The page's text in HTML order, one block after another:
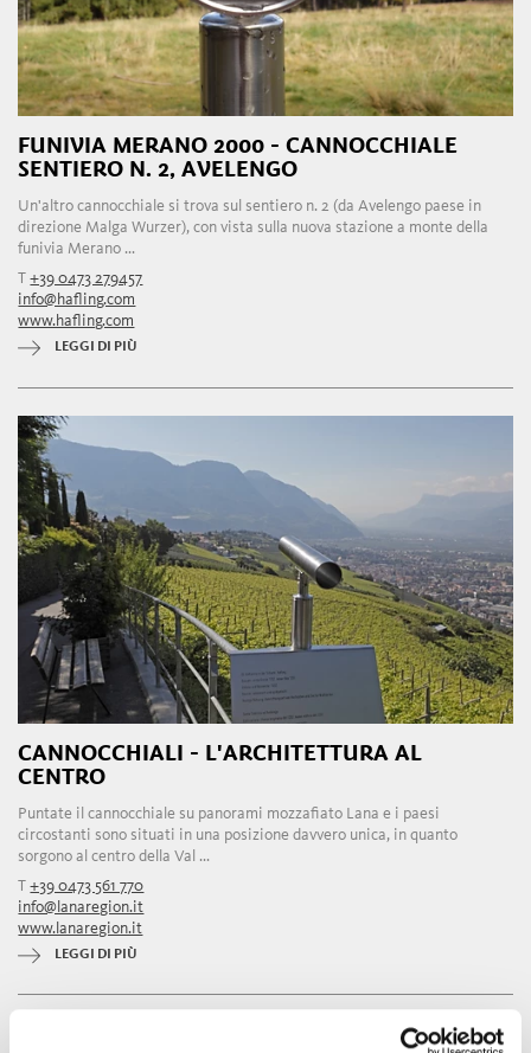
FUNIVIA MERANO 2000 - CANNOCCHIALE
SENTIERO N. 2, AVELENGO
Un'altro cannocchiale si trova sul sentiero n. 2 (da Avelengo paese in
direzione Malga Wurzer), con vista sulla nuova stazione a monte della
funivia Merano ...
T+39 0473 279457
info@hafling.com
www.hafling.com
LEGGI DI PIÙ
CANNOCCHIALI - L'ARCHITETTURA AL
CENTRO
Puntate il cannocchiale su panorami mozzafiato Lana e i paesi
circostanti sono situati in una posizione davvero unica, in quanto
sorgono al centro della Val ...
T+39 0473 561 770
info@lanaregion.it
www.lanaregion.it
LEGGI DI PIÙ